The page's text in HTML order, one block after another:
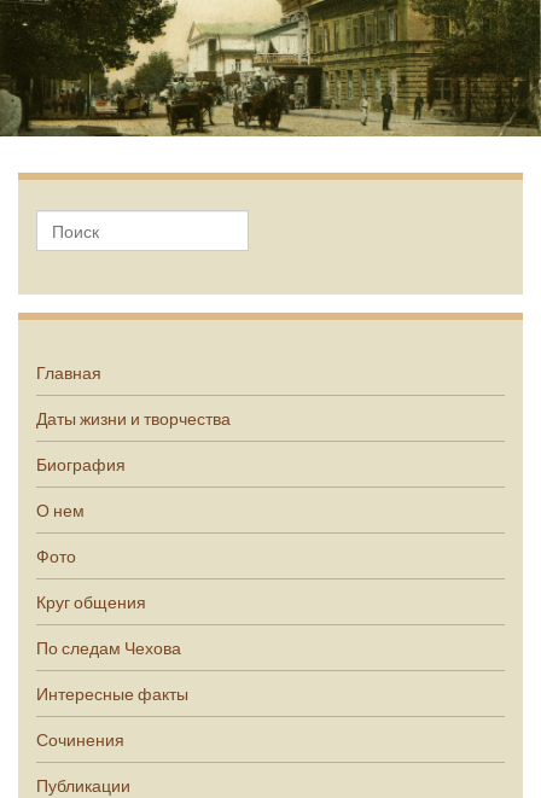
Главная
Даты жизни и творчества
Биография
О нем
Фото
Круг общения
По следам Чехова
Интересные факты
Сочинения
Публикации